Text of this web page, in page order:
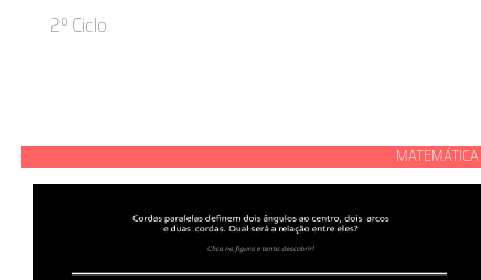
2º Ciclo
MATEMÁTICA